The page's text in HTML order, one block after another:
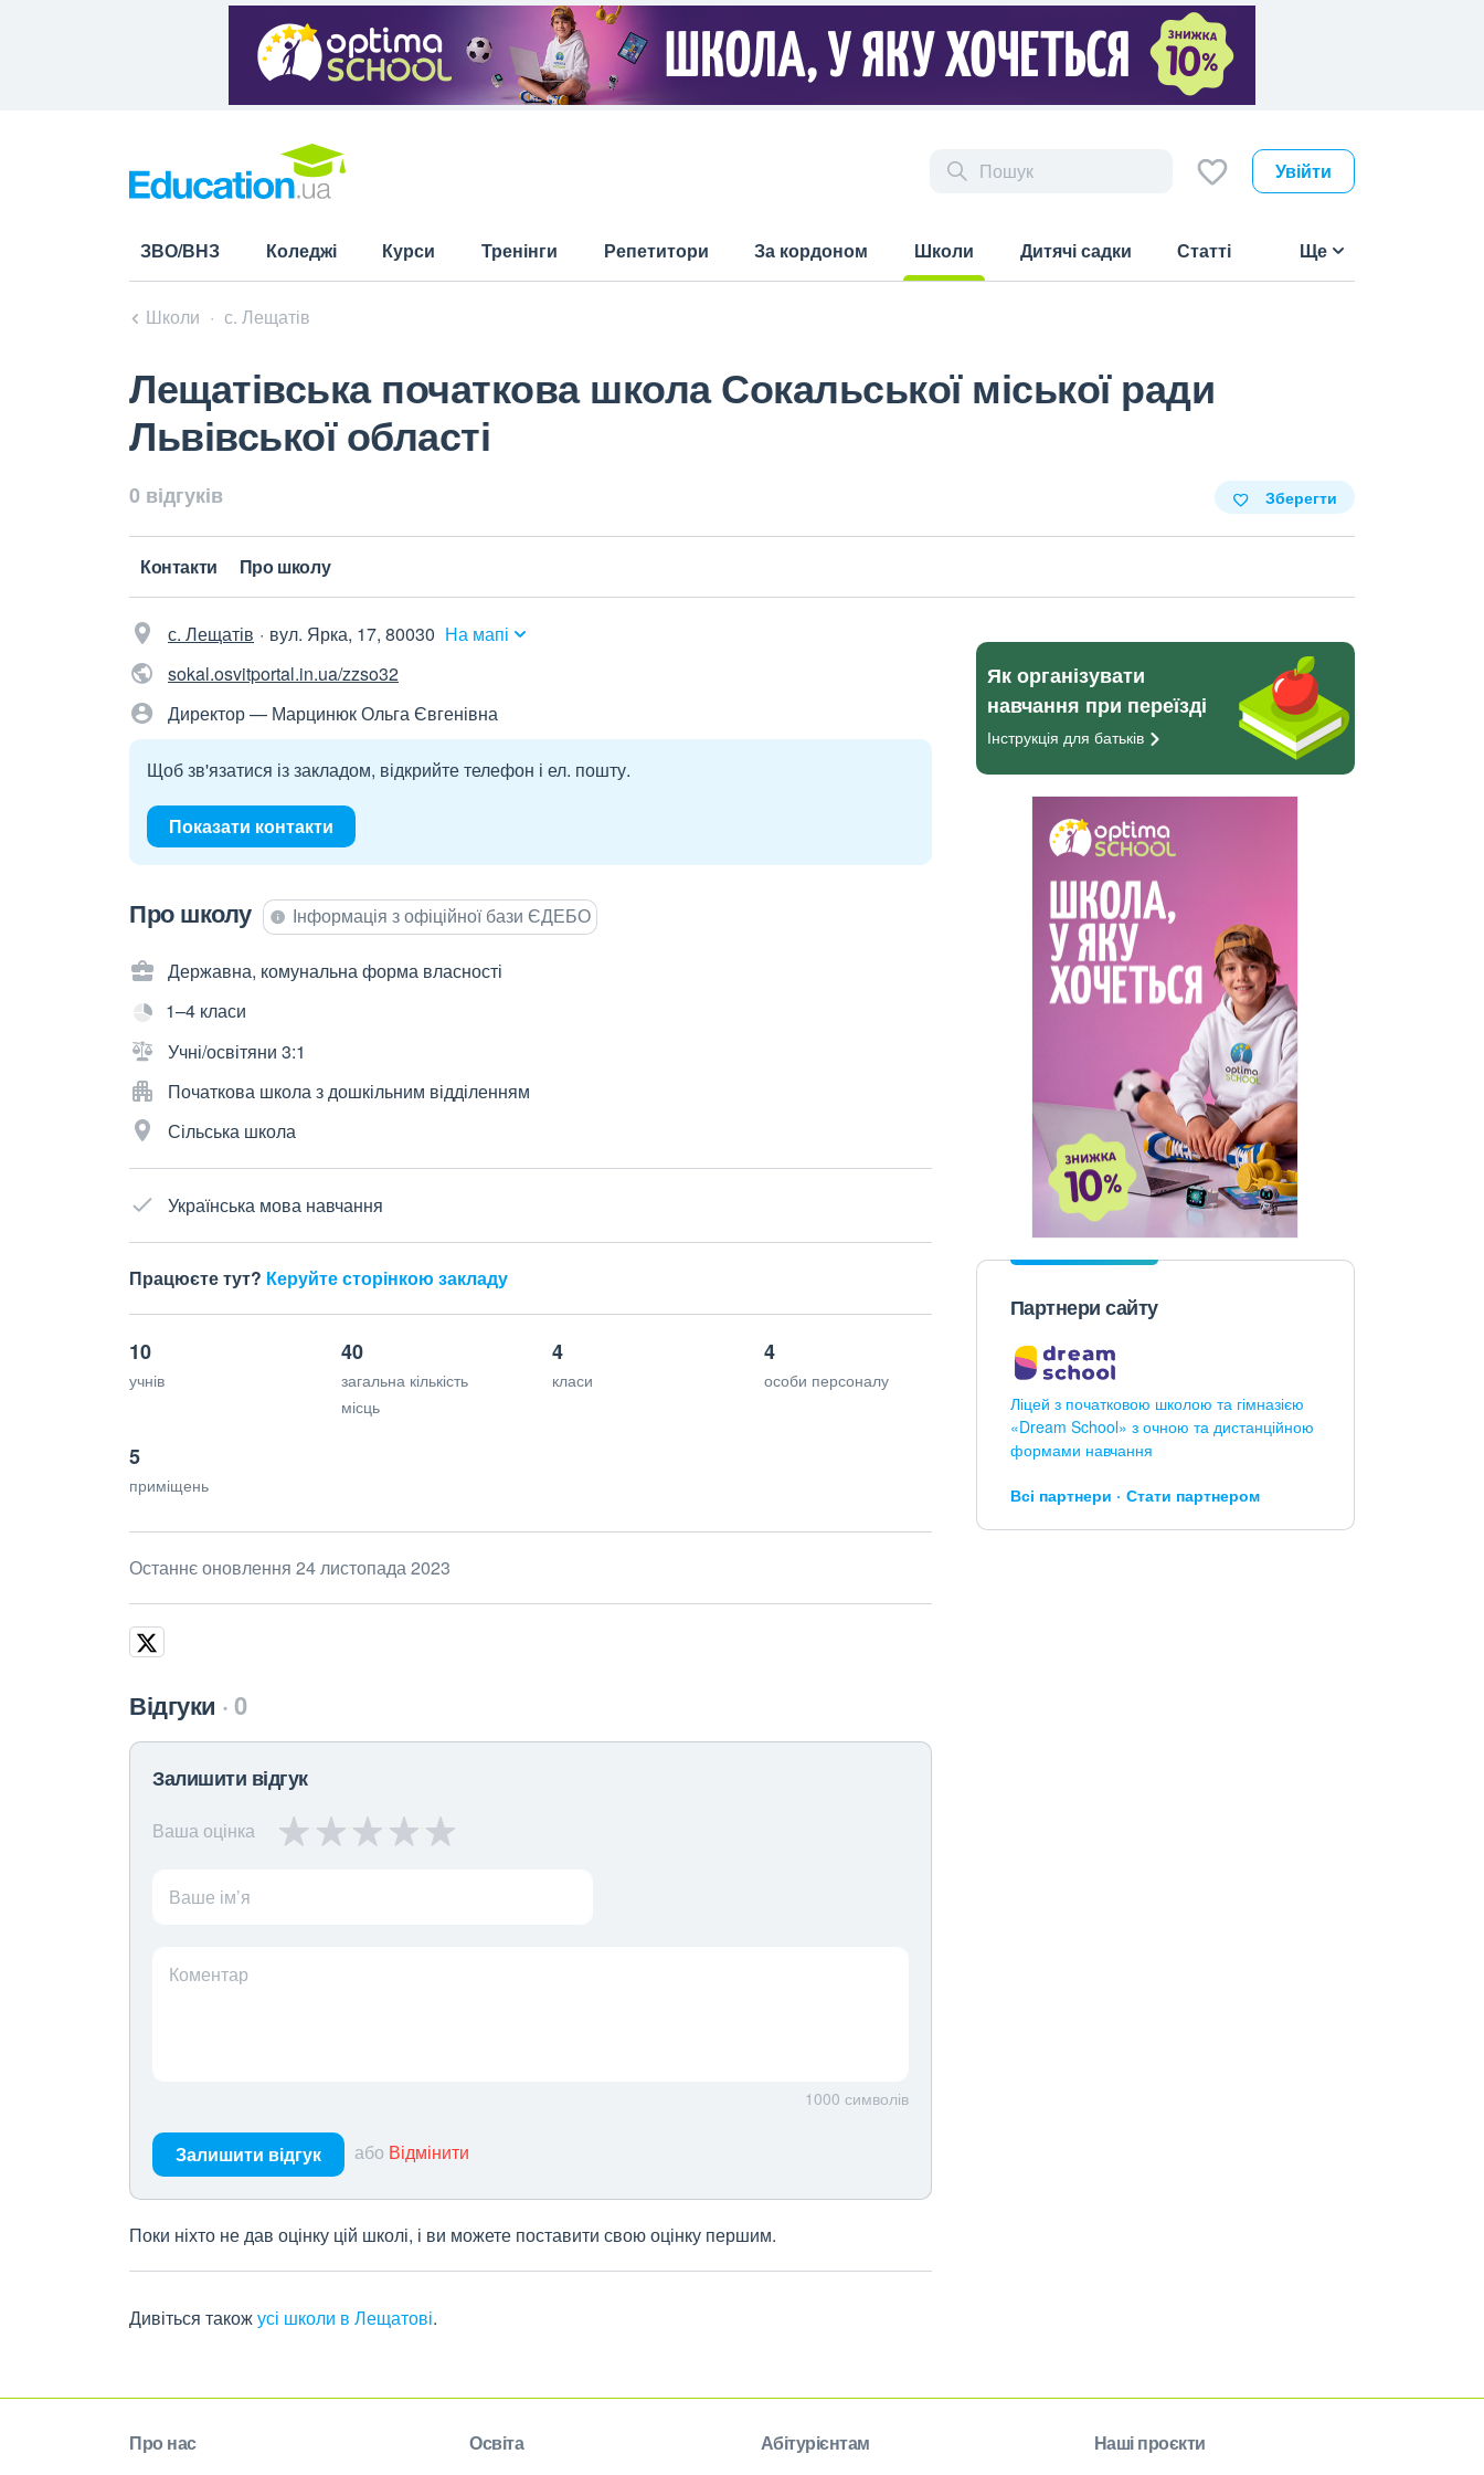
Увійти
ЗВО/ВНЗ Коледжі Курси Тренінги Репетитори За кордоном
Школи
Дитячі садки Статті Ще
Школи с. Лещатів
Лещатівська початкова школа Сокальської міської ради
Львівської області
0 відгуків Зберегти
Контакти Про школу
с. Лещатів вул. Ярка, 17, 80030 На мапі
sokal.osvitportal.in.ua/zzso32
Директор — Марцинюк Ольга Євгенівна
Щоб зв'язатися із закладом, відкрийте телефон і ел. пошту.
Показати контакти
Про школу Інформація з офіційної бази ЄДЕБО
Державна, комунальна форма власності
1–4 класи
Учні/освітяни 3:1
Початкова школа з дошкільним відділенням
Сільська школа
Українська мова навчання
Працюєте тут? Керуйте сторінкою закладу
10
учнів
40
загальна кількість
місць
4
класи
4
особи персоналу
5
приміщень
Останнє оновлення 24 листопада 2023
Відгуки 0
Залишити відгук
Ваша оцінка
Ваше ім’я
Коментар
1000 символів
Залишити відгук або Відмінити
Поки ніхто не дав оцінку цій школі, і ви можете поставити свою оцінку першим.
Дивіться такожусі школи в Лещатові.
Як організувати
навчання при переїзді
Інструкція для батьків
Партнери сайту
Ліцей з початковою школою та гімназією
«Dream School» з очною та дистанційною
формами навчання
Всі партнери Стати партнером
Про нас Освіта Абітурієнтам Наші проєкти